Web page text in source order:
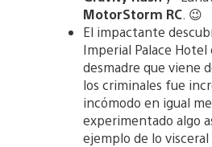
MotorStorm RC . 😉
El impactante
Imperial Palace Hotel
desmadre que viene
los criminales fue
incómodo en igual
experimentado algo
ejemplo de lo